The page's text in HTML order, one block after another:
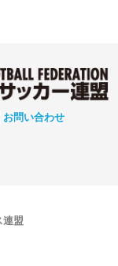
お問い合わせ
盟